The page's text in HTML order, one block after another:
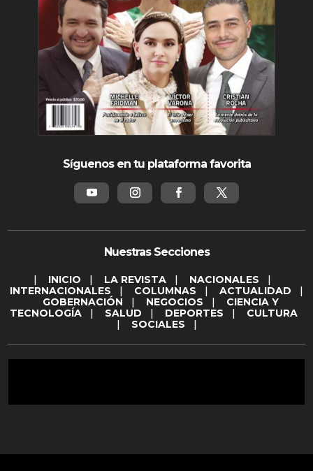
Síguenos en tu plataforma favorita
Nuestras Secciones
| INICIO | LA REVISTA | NACIONALES |
INTERNACIONALES | COLUMNAS | ACTUALIDAD |
GOBERNACIÓN | NEGOCIOS | CIENCIA Y
TECNOLOGÍA | SALUD | DEPORTES | CULTURA
| SOCIALES |